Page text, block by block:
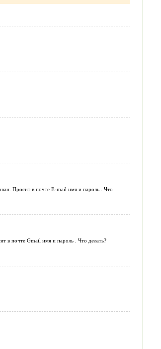
Просит в почте E-mail имя и пароль . Что
в почте Gmail имя и пароль . Что делать?